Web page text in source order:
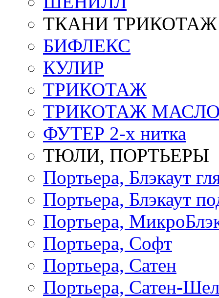
ТКАНИ ТРИКОТАЖ
БИФЛЕКС
КУЛИР
ТРИКОТАЖ
ТРИКОТАЖ
ФУТЕР 2-х нитка
ТЮЛИ, ПОРТЬЕРЫ
Портьера, Блэкаут
Портьера, Блэкаут
Портьера,
Портьера, Софт
Портьера, Сатен
Портьера, Сатен-